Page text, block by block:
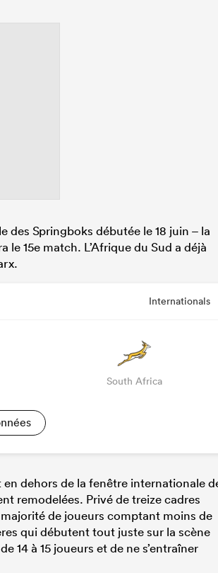
des Springboks débutée le 18 juin – la
le 15e match. L’Afrique du Sud a déjà
Internationals
South Africa
dehors de la fenêtre internationale
remodelées. Privé de treize cadres
de joueurs comptant moins de
qui débutent tout juste sur la scène
14 à 15 joueurs et de ne s’entraîner